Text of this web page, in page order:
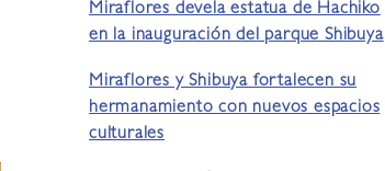
Miraflores devela estatua de Hachiko
en la inauguración del parque Shibuya
Miraflores y Shibuya fortalecen su
hermanamiento con nuevos espacios
culturales